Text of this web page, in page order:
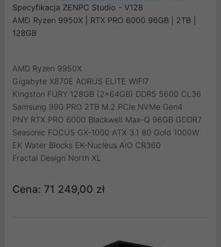
Specyfikacja ZENPC Studio - V128
AMD Ryzen 9950X | RTX PRO 6000 96GB | 2TB |
128GB
AMD Ryzen 9950X
Gigabyte X870E AORUS ELITE WIFI7
Kingston FURY 128GB (2x64GB) DDR5 5600 CL36
Samsung 990 PRO 2TB M.2 PCIe NVMe Gen4
PNY RTX PRO 6000 Blackwell Max-Q 96GB GDDR7
Seasonic FOCUS GX-1000 ATX 3.1 80 Gold 1000W
EK Water Blocks EK-Nucleus AIO CR360
Fractal Design North XL
Cena: 71 249,00 zł